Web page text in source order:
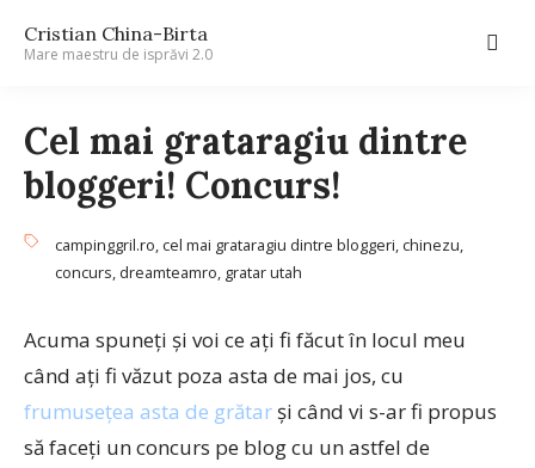
Cristian China-Birta
Mare maestru de isprăvi 2.0
Cel mai grataragiu dintre
bloggeri! Concurs!
campinggril.ro, cel mai grataragiu dintre bloggeri, chinezu,
concurs, dreamteamro, gratar utah
Acuma spuneţi şi voi ce aţi fi făcut în locul meu
când aţi fi văzut poza asta de mai jos, cu
frumuseţea asta de grătar şi când vi s-ar fi propus
să faceţi un concurs pe blog cu un astfel de